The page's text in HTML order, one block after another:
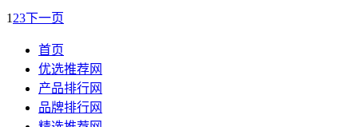
1 23下一页
首页
优选推荐网
产品排行网
品牌排行网